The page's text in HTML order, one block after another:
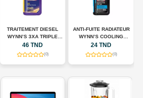
TRAITEMENT DIESEL
WYNN’S 3XA TRIPLE
ACTION – 325 ML
46 TND
(0)
ANTI-FUITE RADIATEUR
WYNN’S COOLING
SYSTEM STOP LEAK –
325 ML
24 TND
(0)